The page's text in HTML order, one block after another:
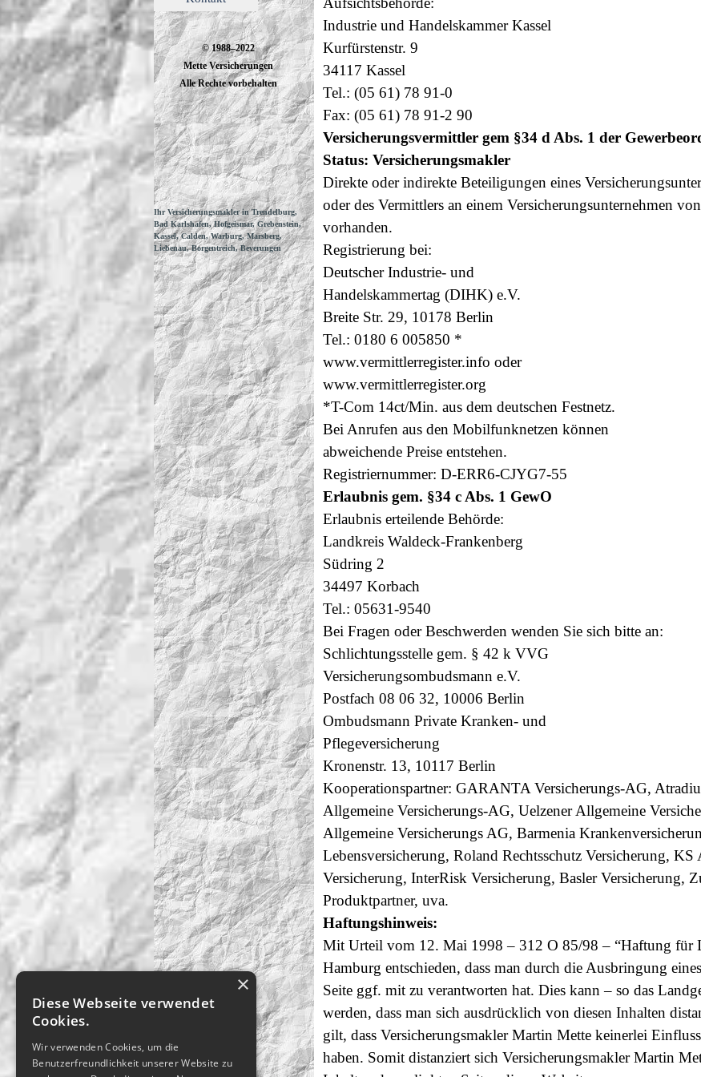
© 1988–2022
Mette Versicherungen
Alle Rechte vorbehalten
Ihr Versicherungsmakler in Trendelburg,
Bad Karlshafen, Hofgeismar, Grebenstein,
Kassel, Calden, Warburg, Marsberg,
Liebenau, Borgentreich, Beverungen
Industrie und Handelskammer Kassel
Kurfürstenstr. 9
34117 Kassel
Tel.: (05 61) 78 91-0
Fax: (05 61) 78 91-2 90
Versicherungsvermittler gem §34 d Abs. 1 der
Status: Versicherungsmakler
Direkte oder indirekte Beteiligungen eines
oder des Vermittlers an einem Versicherungsunternehmen
vorhanden.
Registrierung bei:
Deutscher Industrie- und
Handelskammertag (DIHK) e.V.
Breite Str. 29, 10178 Berlin
Tel.: 0180 6 005850 *
www.vermittlerregister.info oder
www.vermittlerregister.org
*T-Com 14ct/Min. aus dem deutschen Festnetz.
Bei Anrufen aus den Mobilfunknetzen können
abweichende Preise entstehen.
Registriernummer: D-ERR6-CJYG7-55
Erlaubnis gem. §34 c Abs. 1 GewO
Erlaubnis erteilende Behörde:
Landkreis Waldeck-Frankenberg
Südring 2
34497 Korbach
Tel.: 05631-9540
Bei Fragen oder Beschwerden wenden Sie sich bitte an:
Schlichtungsstelle gem. § 42 k VVG
Versicherungsombudsmann e.V.
Postfach 08 06 32, 10006 Berlin
Ombudsmann Private Kranken- und
Pflegeversicherung
Kronenstr. 13, 10117 Berlin
Kooperationspartner: GARANTA Versicherungs-AG,
Allgemeine Versicherungs-AG, Uelzener Allgemeine
Allgemeine Versicherungs AG, Barmenia
Lebensversicherung, Roland Rechtsschutz Versicherung,
Versicherung, InterRisk Versicherung, Basler Versicherung,
Produktpartner, uva.
Haftungshinweis:
Mit Urteil vom 12. Mai 1998 – 312 O 85/98 – “Haftung für
Hamburg entschieden, dass man durch die Ausbringung
Seite ggf. mit zu verantworten hat. Dies kann – so das
werden, dass man sich ausdrücklich von diesen Inhalten
gilt, dass Versicherungsmakler Martin Mette keinerlei
haben. Somit distanziert sich Versicherungsmakler Martin
×
Diese Webseite verwendet
Cookies.
Wir verwenden Cookies, um die
Benutzerfreundlichkeit unserer Website zu